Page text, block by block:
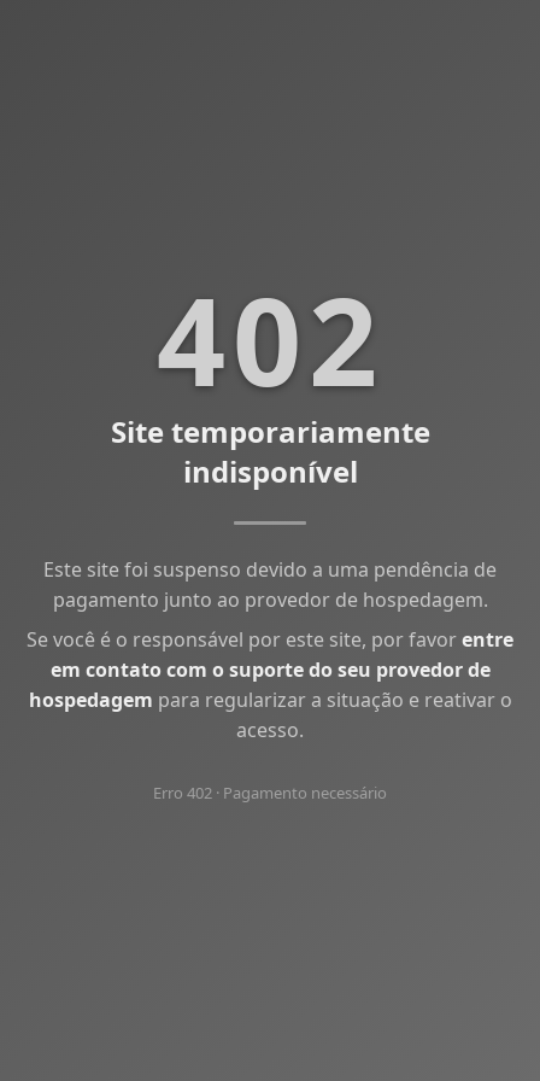
402
Site temporariamente
indisponível
Este site foi suspenso devido a uma pendência de
pagamento junto ao provedor de hospedagem.
Se você é o responsável por este site, por favorentre
em contato com o suporte do seu provedor de
hospedagem para regularizar a situação e reativar o
acesso.
Erro 402 · Pagamento necessário